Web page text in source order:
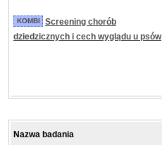
KOMBI
Screening chorób
dziedzicznych i cech wyglądu u psów
Nazwa badania